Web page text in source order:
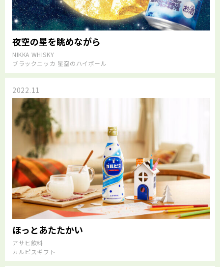
夜空の星を眺めながら
NIKKA WHISKY
ブラックニッカ 星空のハイボール
2022.11
ほっとあたたかい
アサヒ飲料
カルピスギフト